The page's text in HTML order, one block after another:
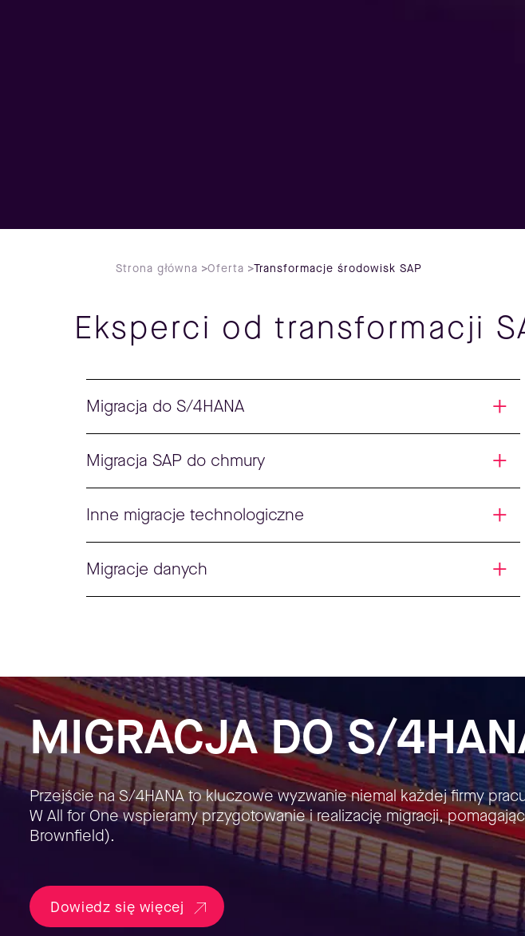
Strona główna >Oferta >Transformacje środowisk SAP
Eksperci od transformacji
Migracja do S/4HANA
Migracja SAP do chmury
Inne migracje technologiczne
Migracje danych
MIGRACJA DO S/
Przejście na S/4HANA to kluczowe wyzwanie niemal każdej firmy
W All for One wspieramy przygotowanie i realizację migracji,
Brownfield).
Dowiedz się więcej